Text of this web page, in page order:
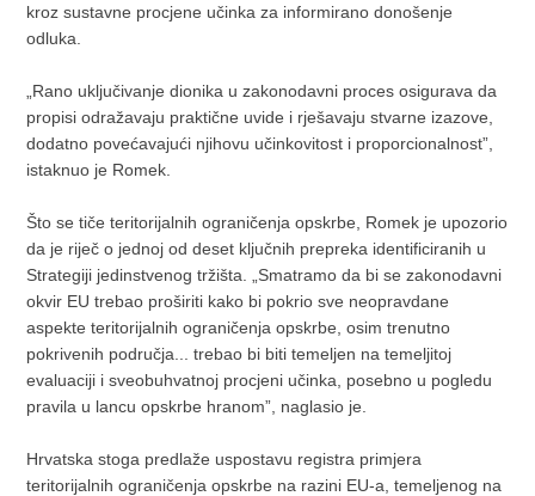
kroz sustavne procjene učinka za informirano donošenje
odluka.
„Rano uključivanje dionika u zakonodavni proces osigurava da
propisi odražavaju praktične uvide i rješavaju stvarne izazove,
dodatno povećavajući njihovu učinkovitost i proporcionalnost”,
istaknuo je Romek.
Što se tiče teritorijalnih ograničenja opskrbe, Romek je upozorio
da je riječ o jednoj od deset ključnih prepreka identificiranih u
Strategiji jedinstvenog tržišta. „Smatramo da bi se zakonodavni
okvir EU trebao proširiti kako bi pokrio sve neopravdane
aspekte teritorijalnih ograničenja opskrbe, osim trenutno
pokrivenih područja... trebao bi biti temeljen na temeljitoj
evaluaciji i sveobuhvatnoj procjeni učinka, posebno u pogledu
pravila u lancu opskrbe hranom”, naglasio je.
Hrvatska stoga predlaže uspostavu registra primjera
teritorijalnih ograničenja opskrbe na razini EU-a, temeljenog na